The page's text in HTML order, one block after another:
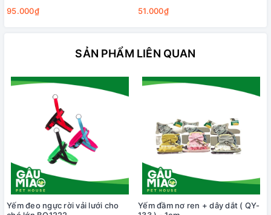
95.000₫ 51.000₫
SẢN PHẨM LIÊN QUAN
Yếm đeo ngực rời vải lưới cho
Yếm đầm nơ ren + dây dắt ( QY-